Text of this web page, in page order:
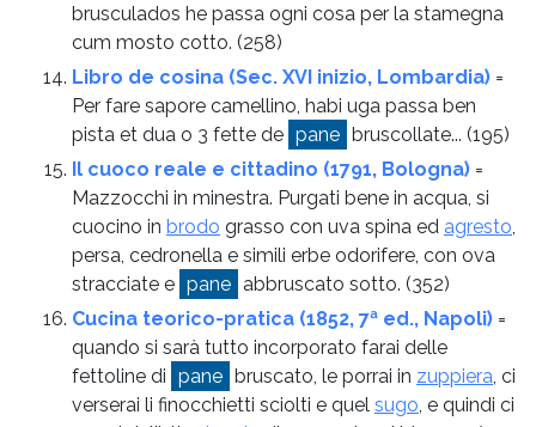
brusculados he passa ogni cosa per la stamegna
cum mosto cotto. (258)
Libro de cosina (Sec. XVI inizio, Lombardia) =
Per fare sapore camellino, habi uga passa ben
pista et dua o 3 fette de pane bruscollate... (195)
Il cuoco reale e cittadino (1791, Bologna) =
Mazzocchi in minestra. Purgati bene in acqua, si
cuocino in brodo grasso con uva spina ed agresto,
persa, cedronella e simili erbe odorifere, con ova
stracciate e pane abbruscato sotto. (352)
Cucina teorico-pratica (1852, 7ª ed., Napoli) =
quando si sarà tutto incorporato farai delle
fettoline di pane bruscato, le porrai in zuppiera, ci
verserai li finocchietti sciolti e quel sugo, e quindi ci